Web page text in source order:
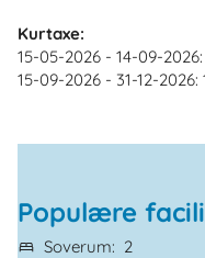
Kurtaxe:
15-05-2026 - 14-09-
15-09-2026 - 31-12-
Populære
Soverum
2